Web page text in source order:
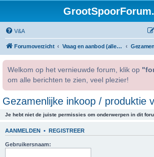
V&A
Forumoverzicht Vraag en aanbod (alleen voor geregistreerde gebruikers).
Welkom op het vernieuwde forum, klik op
om alle berichten te zien, veel plezier!
Gezamenlijke inkoop / produktie
Je hebt niet de juiste permissies om onderwerpen in dit
AANMELDEN • REGISTREER
Gebruikersnaam: